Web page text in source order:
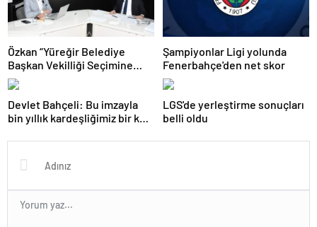
Özkan “Yüreğir Belediye
Başkan Vekilliği Seçimine
İlişkin Hukuki Süreç
Başlatıldı”
Şampiyonlar Ligi yolunda
Fenerbahçe'den net skor
Devlet Bahçeli: Bu imzayla
bin yıllık kardeşliğimiz bir kez
LGS'de yerleştirme sonuçları
belli oldu